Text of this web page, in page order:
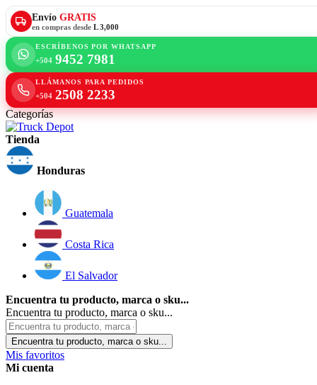
Envío GRATIS
en compras desde L 3,000
ESCRÍBENOS POR WHATSAPP
+504 9452 7981
LLÁMANOS PARA PEDIDOS
+504 2508 2233
Categorías
Tienda
Honduras
Guatemala
Costa Rica
El Salvador
Encuentra tu producto, marca o sku...
Encuentra tu producto, marca o sku...
Encuentra tu producto, marca o sku...
Mis favoritos
Mi cuenta